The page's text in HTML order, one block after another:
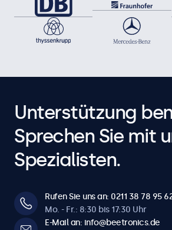
Unterstützung
Sprechen Sie mit
Spezialisten.
Rufen Sie uns an: 0211 38 78 95
Mo. - Fr.: 8:30 bis 17:30 Uhr
E-Mail an: info@beetronics.de